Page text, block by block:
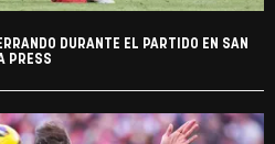
DURANTE EL PARTIDO EN SAN
PRESS